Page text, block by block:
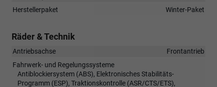
Herstellerpaket
Winter-Paket
Räder & Technik
Antriebsachse
Frontantrieb
Fahrwerk- und Regelungssysteme
Antiblockiersystem (ABS), Elektronisches Stabilitäts-
Programm (ESP), Traktionskontrolle (ASR/CTS/ETS),